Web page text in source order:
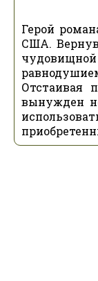
Герой
США.
Отстаивая
вынужден